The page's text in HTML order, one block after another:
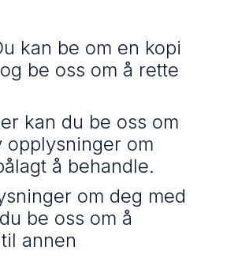
kan be om en kopi
be oss om å rette
kan du be oss om
opplysninger om
å behandle.
om deg med
be oss om å
annen